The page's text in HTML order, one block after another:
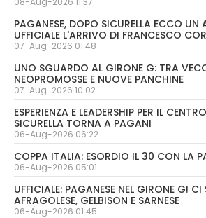
PAGANESE, DOPO SICURELLA ECCO UN
UFFICIALE L'ARRIVO DI FRANCESCO
07-Aug-2026 01:48
UNO SGUARDO AL GIRONE G: TRA
NEOPROMOSSE E NUOVE PANCHINE
07-Aug-2026 10:02
ESPERIENZA E LEADERSHIP PER IL
SICURELLA TORNA A PAGANI
06-Aug-2026 06:22
COPPA ITALIA: ESORDIO IL 30 CON LA
06-Aug-2026 05:01
UFFICIALE: PAGANESE NEL GIRONE G!
AFRAGOLESE, GELBISON E SARNESE
06-Aug-2026 01:45